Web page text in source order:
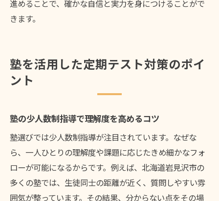
進めることで、確かな自信と実力を身につけることがで
きます。
塾を活用した定期テスト対策のポイ
ント
塾の少人数制指導で理解度を高めるコツ
塾選びでは少人数制指導が注目されています。なぜな
ら、一人ひとりの理解度や課題に応じたきめ細かなフォ
ローが可能になるからです。例えば、北海道岩見沢市の
多くの塾では、生徒同士の距離が近く、質問しやすい雰
囲気が整っています。その結果、分からない点をその場